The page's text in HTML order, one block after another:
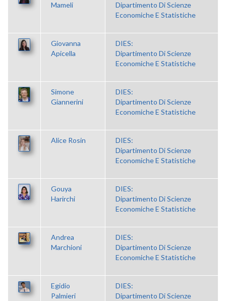
Mameli
Dipartimento Di Scienze
Economiche E Statistiche
Giovanna
Apicella
DIES:
Dipartimento Di Scienze
Economiche E Statistiche
Simone
Giannerini
DIES:
Dipartimento Di Scienze
Economiche E Statistiche
Alice Rosin
DIES:
Dipartimento Di Scienze
Economiche E Statistiche
Gouya
Harirchi
DIES:
Dipartimento Di Scienze
Economiche E Statistiche
Andrea
Marchioni
DIES:
Dipartimento Di Scienze
Economiche E Statistiche
Egidio
Palmieri
DIES:
Dipartimento Di Scienze